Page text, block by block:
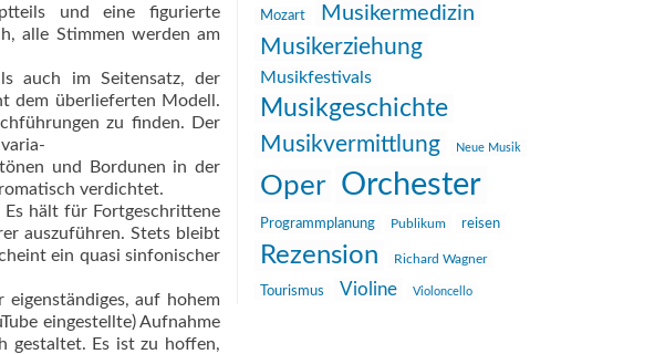
und eine figurierte
alle Stimmen werden am
auch im Seitensatz, der
dem überlieferten Modell.
zu finden. Der
und Bordunen in der
verdichtet.
hält für Fortgeschrittene
auszuführen. Stets bleibt
ein quasi sinfonischer
auf hohem
eingestellte) Aufnahme
gestaltet. Es ist zu hoffen,
Mozart Musikermedizin
Musikerziehung
Musikfestivals
Musikgeschichte
Musikvermittlung Neue Musik
Oper Orchester
Programmplanung Publikum reisen
Rezension Richard Wagner
Tourismus Violine Violoncello